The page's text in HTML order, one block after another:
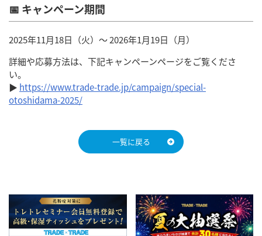
📅 キャンペーン期間
2025年11月18日（火）〜 2026年1月19日（月）
詳細や応募方法は、下記キャンペーンページをご覧くださ
い。
▶ https://www.trade-trade.jp/campaign/special-
otoshidama-2025/
一覧に戻る